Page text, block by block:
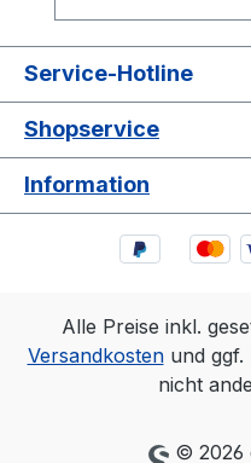
Service-Hotline
Shopservice
Information
Alle Preise inkl.
Versandkostenund ggf.
nicht
© 2026